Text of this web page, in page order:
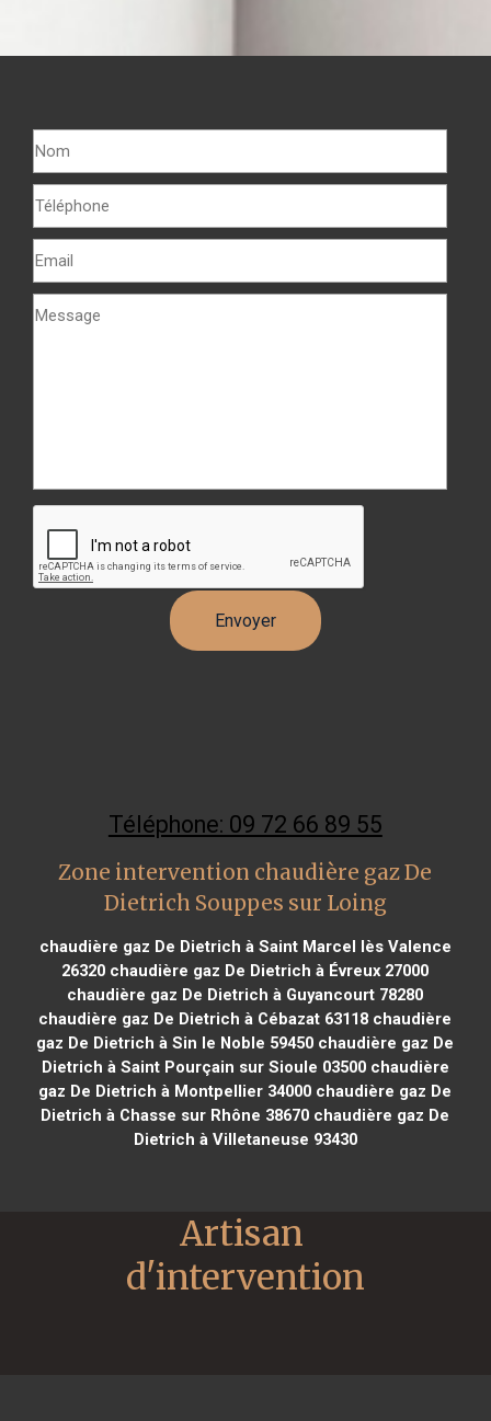
Téléphone: 09 72 66 89 55
Zone intervention chaudière gaz De
Dietrich Souppes sur Loing
chaudière gaz De Dietrich à Saint Marcel lès Valence
26320 chaudière gaz De Dietrich à Évreux 27000
chaudière gaz De Dietrich à Guyancourt 78280
chaudière gaz De Dietrich à Cébazat 63118 chaudière
gaz De Dietrich à Sin le Noble 59450 chaudière gaz De
Dietrich à Saint Pourçain sur Sioule 03500chaudière
gaz De Dietrich à Montpellier 34000 chaudière gaz De
Dietrich à Chasse sur Rhône 38670 chaudière gaz De
Dietrich à Villetaneuse 93430
Artisan
d'intervention